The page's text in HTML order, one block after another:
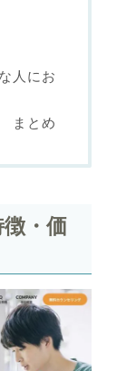
人にお
まとめ
・価